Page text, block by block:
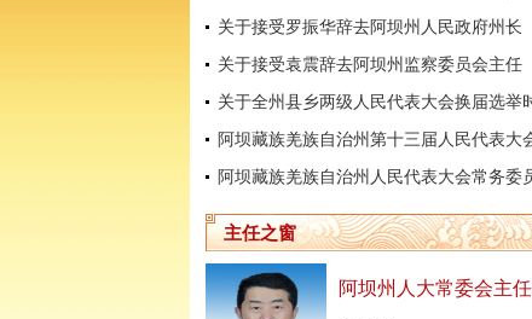
关于接受罗振华辞去阿坝州人民政府州长
关于接受袁震辞去阿坝州监察委员会主任
主任之窗
阿坝州人大常委会主任